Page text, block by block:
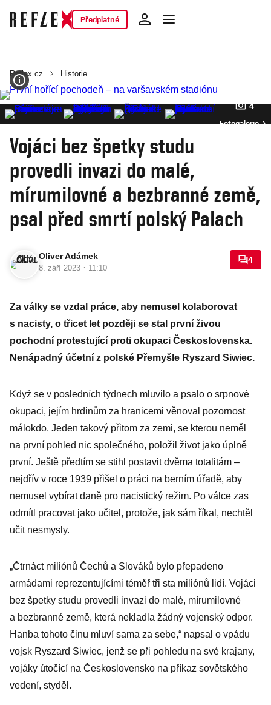
Předplatné
Reflex.cz Historie
4
Fotogalerie
Vojáci bez špetky studu
provedli invazi do malé,
mírumilovné a bezbranné země,
psal před smrtí polský Palach
Oliver Adámek
8. září 2023 · 11:10
4
Za války se vzdal práce, aby nemusel kolaborovat
s nacisty, o třicet let později se stal první živou
pochodní protestující proti okupaci Československa.
Nenápadný účetní z polské Přemyšle Ryszard Siwiec.
Když se v posledních týdnech mluvilo a psalo o srpnové
okupaci, jejím hrdinům za hranicemi věnoval pozornost
málokdo. Jeden takový přitom za zemi, se kterou neměl
na první pohled nic společného, položil život jako úplně
první. Ještě předtím se stihl postavit dvěma totalitám –
nejdřív v roce 1939 přišel o práci na berním úřadě, aby
nemusel vybírat daně pro nacistický režim. Po válce zas
odmítl pracovat jako učitel, protože, jak sám říkal, nechtěl
učit nesmysly.
„Čtrnáct miliónů Čechů a Slováků bylo přepadeno
armádami reprezentujícími téměř tři sta miliónů lidí. Vojáci
bez špetky studu provedli invazi do malé, mírumilovné
a bezbranné země, která nekladla žádný vojenský odpor.
Hanba tohoto činu mluví sama za sebe,“ napsal o vpádu
vojsk Ryszard Siwiec, jenž se při pohledu na své krajany,
vojáky útočící na Československo na příkaz sovětského
vedení, styděl.